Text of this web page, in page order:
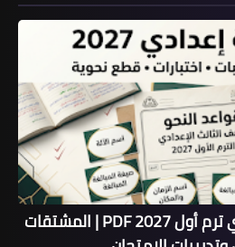
مذكرة نحو تالتة إعدادي ترم أول 2027 PDF | المشتقات